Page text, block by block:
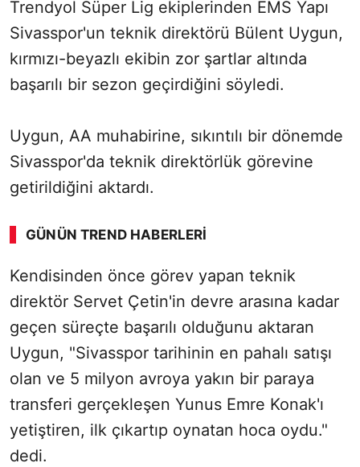
Trendyol Süper Lig ekiplerinden EMS Yapı
Sivasspor'un teknik direktörü Bülent Uygun,
kırmızı-beyazlı ekibin zor şartlar altında
başarılı bir sezon geçirdiğini söyledi.
Uygun, AA muhabirine, sıkıntılı bir dönemde
Sivasspor'da teknik direktörlük görevine
getirildiğini aktardı.
GÜNÜN TREND HABERLERI
SÖZCÜ SON DAKİKA
Kendisinden önce görev yapan teknik
direktör Servet Çetin'in devre arasına kadar
geçen süreçte başarılı olduğunu aktaran
Uygun, "Sivasspor tarihinin en pahalı satışı
olan ve 5 milyon avroya yakın bir paraya
transferi gerçekleşen Yunus Emre Konak'ı
yetiştiren, ilk çıkartıp oynatan hoca oydu."
dedi.